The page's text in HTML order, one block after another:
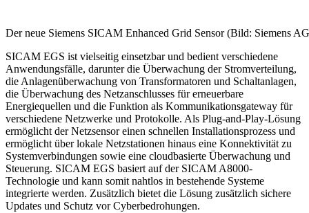
Der neue Siemens SICAM Enhanced Grid Sensor (Bild: Siemens
SICAM EGS ist vielseitig einsetzbar und bedient verschiedene
Anwendungsfälle, darunter die Überwachung der Stromverteilung,
die Anlagenüberwachung von Transformatoren und Schaltanlagen,
die Überwachung des Netzanschlusses für erneuerbare
Energiequellen und die Funktion als Kommunikationsgateway für
verschiedene Netzwerke und Protokolle. Als Plug-and-Play-Lösung
ermöglicht der Netzsensor einen schnellen Installationsprozess und
ermöglicht über lokale Netzstationen hinaus eine Konnektivität zu
Systemverbindungen sowie eine cloudbasierte Überwachung und
Steuerung. SICAM EGS basiert auf der SICAM A8000-
Technologie und kann somit nahtlos in bestehende Systeme
integrierte werden. Zusätzlich bietet die Lösung zusätzlich sichere
Updates und Schutz vor Cyberbedrohungen.